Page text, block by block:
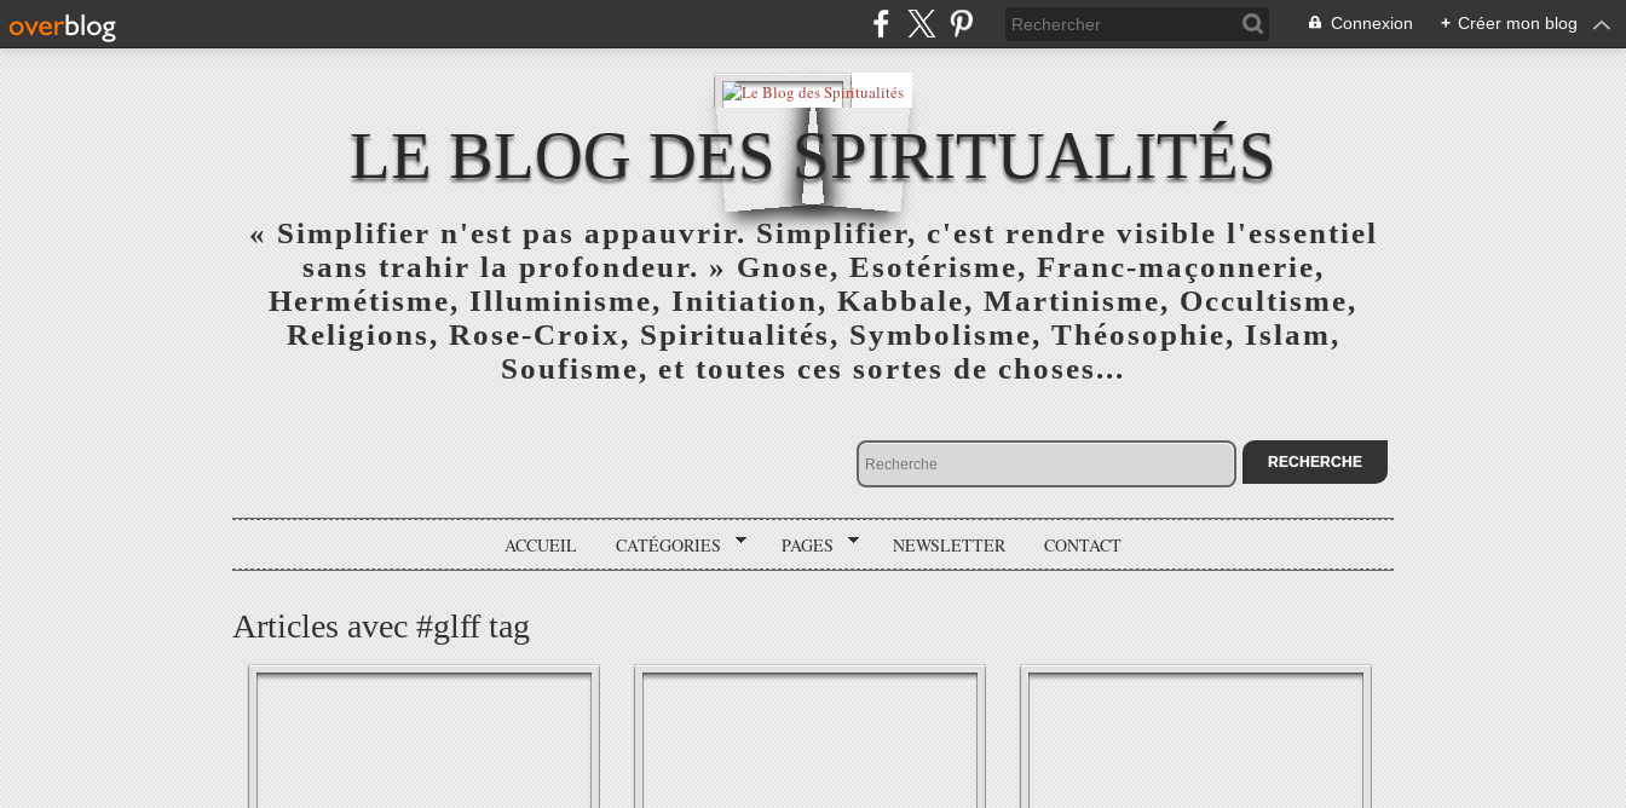
Connexion + Créer mon blog
LE BLOG DES SPIRITUALITÉS
« Simplifier n'est pas appauvrir. Simplifier, c'est rendre visible l'essentiel
sans trahir la profondeur. » Gnose, Esotérisme, Franc-maçonnerie,
Hermétisme, Illuminisme, Initiation, Kabbale, Martinisme, Occultisme,
Religions, Rose-Croix, Spiritualités, Symbolisme, Théosophie, Islam,
Soufisme, et toutes ces sortes de choses...
ACCUEIL CATÉGORIES PAGES NEWSLETTER CONTACT
Articles avec #glff tag